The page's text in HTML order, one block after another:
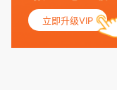
妇科检查，以确保其
捐赠者及其家庭成员
病史。这通常需要
立即升级VIP